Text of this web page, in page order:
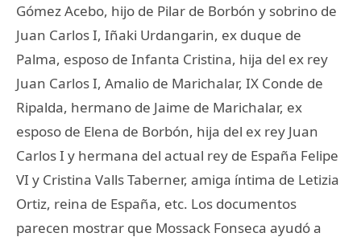
Gómez Acebo, hijo de Pilar de Borbón y sobrino de
Juan Carlos I, Iñaki Urdangarin, ex duque de
Palma, esposo de Infanta Cristina, hija del ex rey
Juan Carlos I, Amalio de Marichalar, IX Conde de
Ripalda, hermano de Jaime de Marichalar, ex
esposo de Elena de Borbón, hija del ex rey Juan
Carlos I y hermana del actual rey de España Felipe
VI y Cristina Valls Taberner, amiga íntima de Letizia
Ortiz, reina de España, etc. Los documentos
parecen mostrar que Mossack Fonseca ayudó a